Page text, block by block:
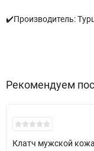
✔️Производитель:
Рекомендуем
New!
Клатч мужской